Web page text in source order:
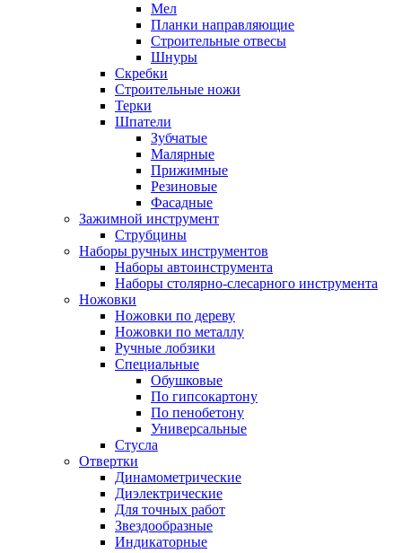
Мел
Планки направляющие
Строительные отвесы
Шнуры
Скребки
Строительные ножи
Терки
Шпатели
Зубчатые
Малярные
Прижимные
Резиновые
Фасадные
Зажимной инструмент
Струбцины
Наборы ручных инструментов
Наборы автоинструмента
Наборы столярно-слесарного инструмента
Ножовки
Ножовки по дереву
Ножовки по металлу
Ручные лобзики
Специальные
Обушковые
По гипсокартону
По пенобетону
Универсальные
Стусла
Отвертки
Динамометрические
Диэлектрические
Для точных работ
Звездообразные
Индикаторные